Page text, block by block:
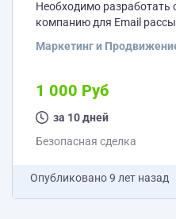
Необходимо разработать
компанию для Email
Маркетинг и
1 000 Руб
за 10 дней
Безопасная сделка
Опубликовано9 лет назад